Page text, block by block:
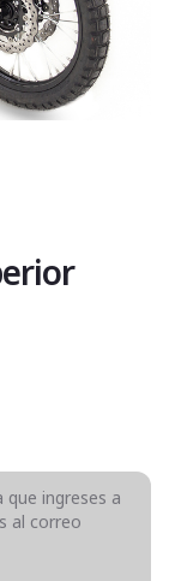
ingreses a
al correo